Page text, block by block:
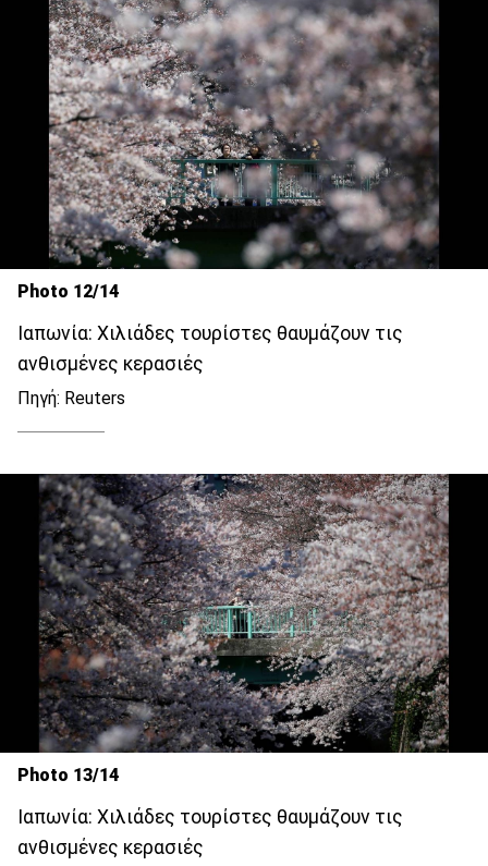
Photo 12/14
Ιαπωνία: Χιλιάδες τουρίστες θαυμάζουν τις
ανθισμένες κερασιές
Πηγή: Reuters
Photo 13/14
Ιαπωνία: Χιλιάδες τουρίστες θαυμάζουν τις
ανθισμένες κερασιές